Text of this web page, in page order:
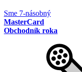
Sme 7-násobný
MasterCard
Obchodník roka